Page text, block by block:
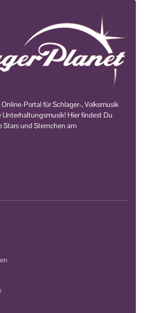
Portal für Schlager-, Volksmusik
Hier findest Du
Stars und Sternchen am